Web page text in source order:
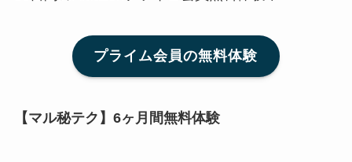
プライム会員の無料体験
【マル秘テク】6ヶ月間無料体験